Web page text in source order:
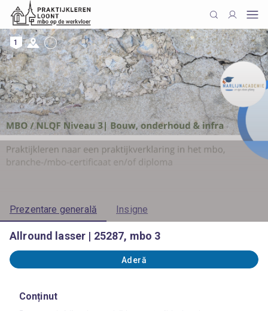
1
Prezentare generală Insigne
Allround lasser | 25287, mbo 3
Aderă
Conținut